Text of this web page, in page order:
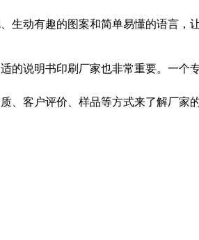
生动有趣的图案和简单易懂的语言，
的说明书印刷厂家也非常重要。一个
、客户评价、样品等方式来了解厂家